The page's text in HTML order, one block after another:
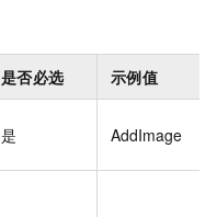
是否必选 示例值
是 AddImage